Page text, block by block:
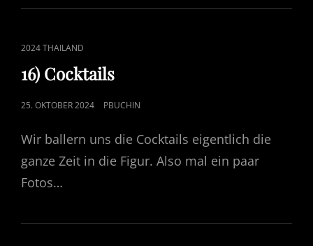
AARON
CAT
LINKS
2024 THAILAND
16) Cocktails
POSTED
25. OKTOBER 2024 PBUCHIN
Wir ballern uns die Cocktails eigentlich die
ganze Zeit in die Figur. Also mal ein paar
Fotos…